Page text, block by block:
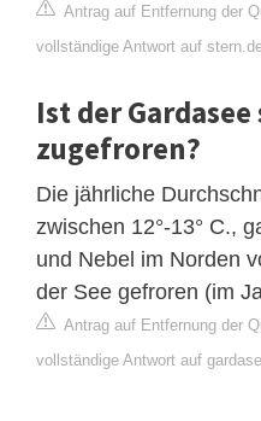
Antrag auf Entfernung der
vollständige Antwort auf
Ist der
zugefroren?
Die jährliche
zwischen 12°-13° C.,
und Nebel im Norden
der See gefroren (im
Antrag auf Entfernung der
vollständige Antwort auf